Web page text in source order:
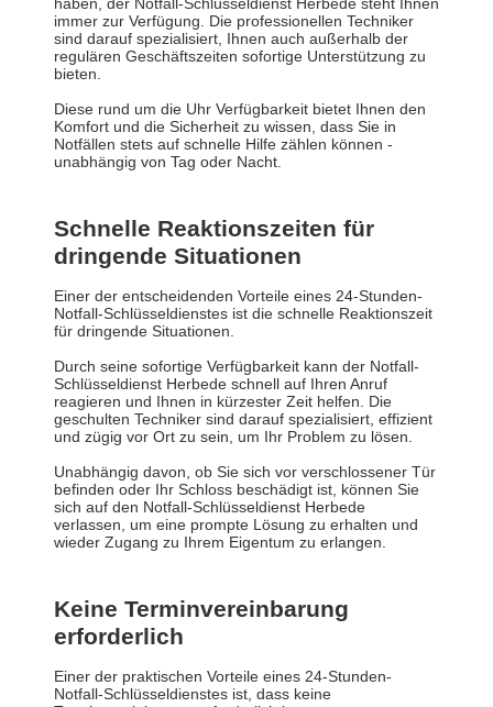
haben, der Notfall-Schlüsseldienst Herbede steht Ihnen
immer zur Verfügung. Die professionellen Techniker
sind darauf spezialisiert, Ihnen auch außerhalb der
regulären Geschäftszeiten sofortige Unterstützung zu
bieten.
Diese rund um die Uhr Verfügbarkeit bietet Ihnen den
Komfort und die Sicherheit zu wissen, dass Sie in
Notfällen stets auf schnelle Hilfe zählen können -
unabhängig von Tag oder Nacht.
Schnelle Reaktionszeiten für
dringende Situationen
Einer der entscheidenden Vorteile eines 24-Stunden-
Notfall-Schlüsseldienstes ist die schnelle Reaktionszeit
für dringende Situationen.
Durch seine sofortige Verfügbarkeit kann der Notfall-
Schlüsseldienst Herbede schnell auf Ihren Anruf
reagieren und Ihnen in kürzester Zeit helfen. Die
geschulten Techniker sind darauf spezialisiert, effizient
und zügig vor Ort zu sein, um Ihr Problem zu lösen.
Unabhängig davon, ob Sie sich vor verschlossener Tür
befinden oder Ihr Schloss beschädigt ist, können Sie
sich auf den Notfall-Schlüsseldienst Herbede
verlassen, um eine prompte Lösung zu erhalten und
wieder Zugang zu Ihrem Eigentum zu erlangen.
Keine Terminvereinbarung
erforderlich
Einer der praktischen Vorteile eines 24-Stunden-
Notfall-Schlüsseldienstes ist, dass keine